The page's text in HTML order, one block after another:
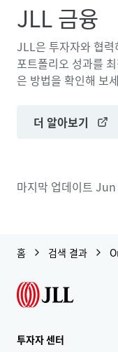
JLL 금융
JLL은 투자자와 협력
포트폴리오 성과를
은 방법을 확인해 보
더 알아보기
마지막 업데이트 Jun
홈 검색 결과
투자자 센터